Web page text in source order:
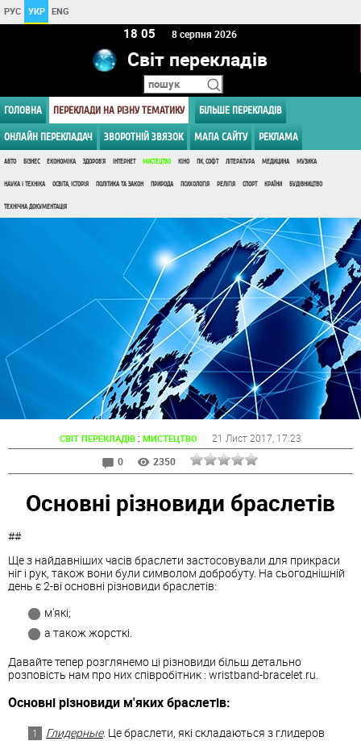
РУС УКР ENG
18:05 8 серпня 2026
Світ перекладів
ГОЛОВНА ПЕРЕКЛАДИ НА РІЗНУ ТЕМАТИКУ БІЛЬШЕ ПЕРЕКЛАДІВ
ОНЛАЙН ПЕРЕКЛАДАЧ ЗВОРОТНІЙ ЗВЯЗОК МАПА САЙТУ РЕКЛАМА
АВТО БІЗНЕС ЕКОНОМІКА ЗДОРОВ'Я ІНТЕРНЕТ МИСТЕЦТВО КІНО ПК, СОФТ ЛІТЕРАТУРА МЕДИЦИНА МУЗИКА
НАУКА І ТЕХНІКА ОСВІТА, ІСТОРІЯ ПОЛІТИКА ТА ЗАКОН ПРИРОДА ПСИХОЛОГІЯ РЕЛІГІЯ СПОРТ КРАЇНИ БУДІВНИЦТВО
ТЕХНІЧНА ДОКУМЕНТАЦІЯ
СВІТ ПЕРЕКЛАДІВ : МИСТЕЦТВО 21 Лист 2017 , 17:23
0
2350
Основні різновиди браслетів
##
Ще з найдавніших часів браслети застосовували для прикраси
ніг і рук, також вони були символом добробуту. На сьогоднішній
день є 2-ві основні різновиди браслетів:
м'які;
а також жорсткі.
Давайте тепер розглянемо ці різновиди більш детально
розповість нам про них співробітник : wristband-bracelet.ru.
Основні різновиди м'яких браслетів:
Глидерные. Це браслети, які складаються з глидеров